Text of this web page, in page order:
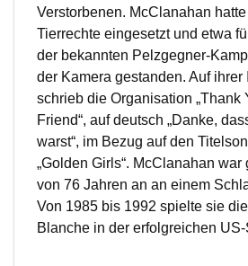
Verstorbenen. McClanahan
Tierrechte eingesetzt und etwa
der bekannten Pelzgegner-
der Kamera gestanden. Auf ihrer
schrieb die Organisation „Thank
Friend“, auf deutsch „Danke,
warst“, im Bezug auf den
„Golden Girls“. McClanahan war
von 76 Jahren an an einem
Von 1985 bis 1992 spielte sie
Blanche in der erfolgreichen US-